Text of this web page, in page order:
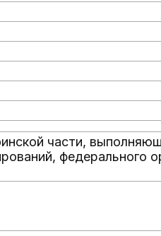
части,
федерального